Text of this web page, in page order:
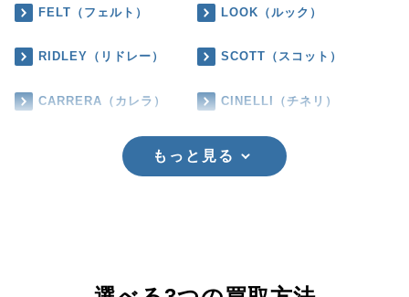
FELT（フェルト） LOOK（ルック）
RIDLEY（リドレー） SCOTT（スコット）
CARRERA（カレラ） CINELLI（チネリ）
もっと見る